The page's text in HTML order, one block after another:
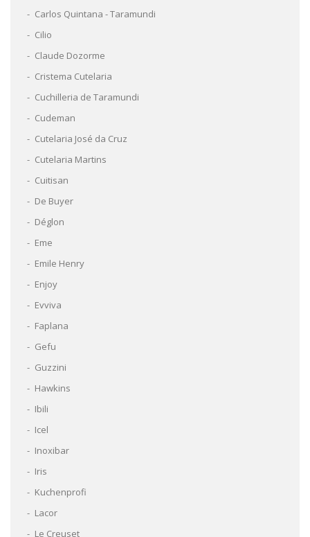
Carlos Quintana - Taramundi
Cilio
Claude Dozorme
Cristema Cutelaria
Cuchilleria de Taramundi
Cudeman
Cutelaria José da Cruz
Cutelaria Martins
Cuitisan
De Buyer
Déglon
Eme
Emile Henry
Enjoy
Evviva
Faplana
Gefu
Guzzini
Hawkins
Ibili
Icel
Inoxibar
Iris
Kuchenprofi
Lacor
Le Creuset